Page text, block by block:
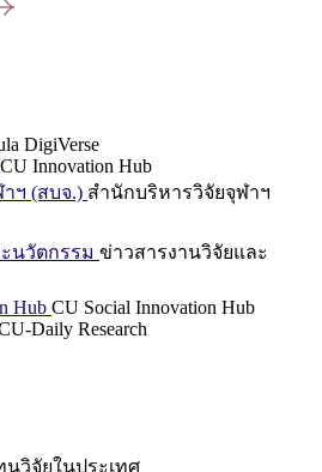
DigiVerse
CU Innovation Hub
ฯ (สบจ.) สำนักบริหารวิจัยจุฬาฯ
นวัตกรรม ข่าวสารงานวิจัยและ
Hub CU Social Innovation Hub
Daily Research
นวิจัยในประเทศ